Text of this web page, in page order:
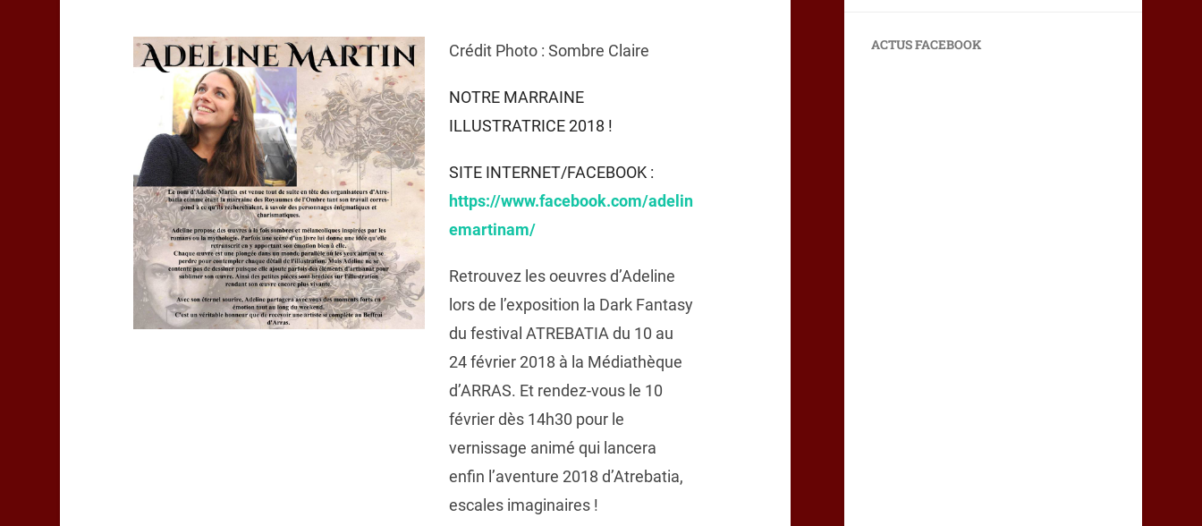
Crédit Photo : Sombre Claire
NOTRE MARRAINE
ILLUSTRATRICE 2018 !
SITE INTERNET/FACEBOOK :
https://www.facebook.com/adelin
emartinam/
Retrouvez les oeuvres d’Adeline
lors de l’exposition la Dark Fantasy
du festival ATREBATIA du 10 au
24 février 2018 à la Médiathèque
d’ARRAS. Et rendez-vous le 10
février dès 14h30 pour le
vernissage animé qui lancera
enfin l’aventure 2018 d’Atrebatia,
escales imaginaires !
ACTUS FACEBOOK